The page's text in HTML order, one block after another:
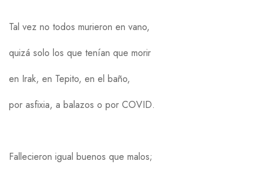
Tal vez no todos murieron en vano,
quizá solo los que tenían que morir
en Irak, en Tepito, en el baño,
por asfixia, a balazos o por COVID.
Fallecieron igual buenos que malos;